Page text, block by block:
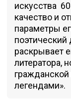
искусства
качество и
параметры
поэтический
раскрывает
литератора,
гражданской
легендами».